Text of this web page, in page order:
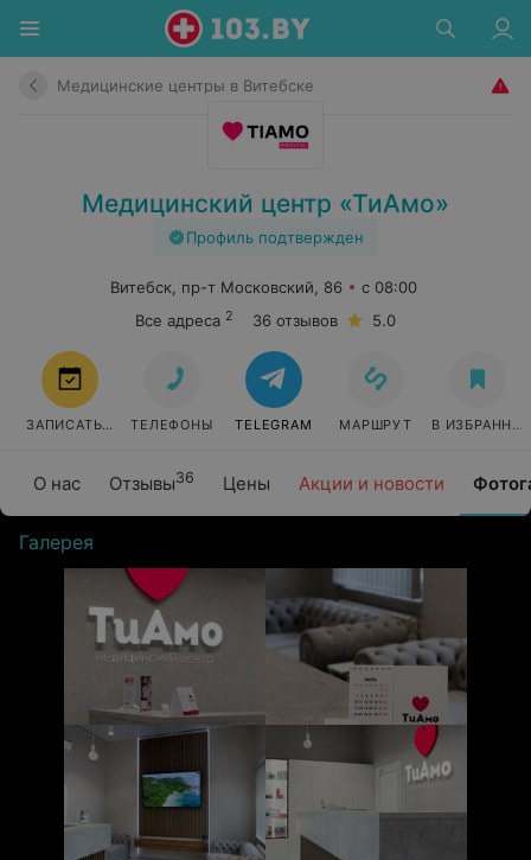
Медицинские центры в Витебске
Медицинский центр «ТиАмо»
Профиль подтвержден
О нас Отзывы36 Цены Акции и новости
Витебск, пр-т Московский, 86
с 08:00
Все адреса 2 36 отзывов 5.0
ЗАПИСАТЬСЯ ТЕЛЕФОНЫ TELEGRAM МАРШРУТ В ИЗБРАННОЕ
Галерея